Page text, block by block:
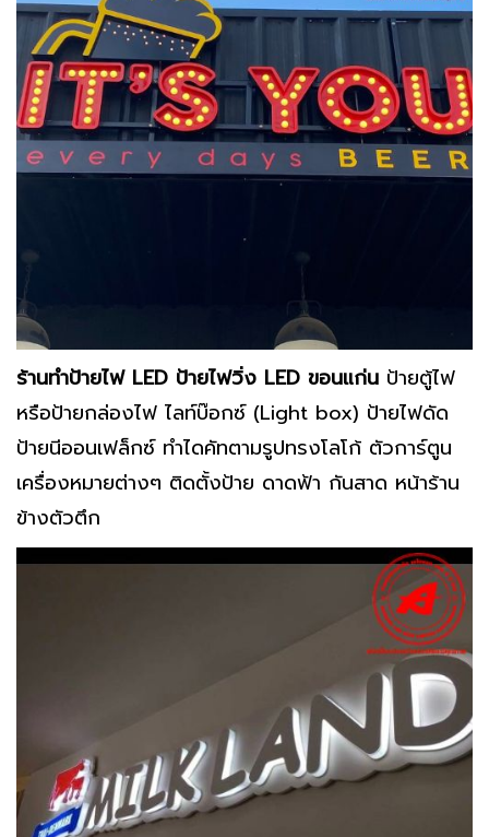
ร้านทำป้ายไฟ LED ป้ายไฟวิ่ง LED ขอนแก่น ป้ายตู้ไฟ
หรือป้ายกล่องไฟ ไลท์บ๊อกซ์ (Light box) ป้ายไฟดัด
ป้ายนีออนเฟล็กซ์ ทำไดคัทตามรูปทรงโลโก้ ตัวการ์ตูน
เครื่องหมายต่างๆ ติดตั้งป้าย ดาดฟ้า กันสาด หน้าร้าน
ข้างตัวตึก